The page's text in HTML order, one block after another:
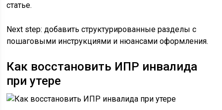
статье.
Next step: добавить структурированные разделы с
пошаговыми инструкциями и нюансами оформления.
Как восстановить ИПР инвалида
при утере